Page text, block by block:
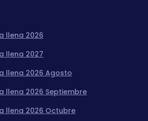
llena 2026
llena 2027
llena 2026 Agosto
llena 2026 Septiembre
llena 2026 Octubre